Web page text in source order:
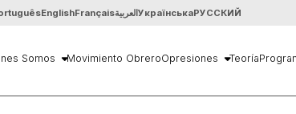
EnglishFrançaisالعربيةУкраїнськаРУССКИЙ
Somos Movimiento ObreroOpresiones Teoría